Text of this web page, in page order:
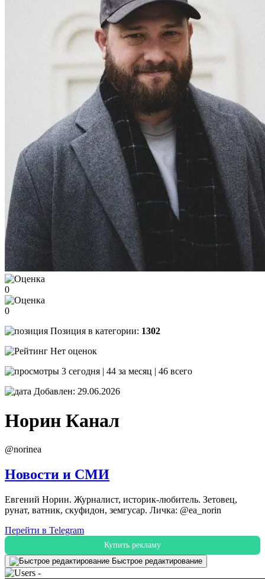
0
0
Позиция в категории: 1302
Нет оценок
3 сегодня | 44 за месяц | 46 всего
Добавлен: 29.06.2026
Норин Канал
@norinea
Новости и СМИ
Евгений Норин. Журналист, историк-любитель. Зетовец,
рунат, ватник, скуфидон, земгусар. Личка: @ea_norin
Перейти в Telegram
Купить рекламу
Быстрое редактирование
-